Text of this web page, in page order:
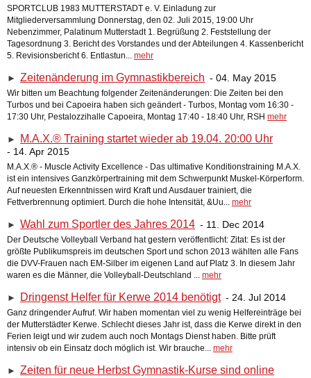
SPORTCLUB 1983 MUTTERSTADT e. V. Einladung zur
Mitgliederversammlung Donnerstag, den 02. Juli 2015, 19:00 Uhr
Nebenzimmer, Palatinum Mutterstadt 1. Begrüßung 2. Feststellung der
Tagesordnung 3. Bericht des Vorstandes und der Abteilungen 4. Kassenbericht
5. Revisionsbericht 6. Entlastun... mehr
► Zeitenänderung im Gymnastikbereich - 04. May 2015
Wir bitten um Beachtung folgender Zeitenänderungen: Die Zeiten bei den
Turbos und bei Capoeira haben sich geändert - Turbos, Montag vom 16:30 -
17:30 Uhr, Pestalozzihalle Capoeira, Montag 17:40 - 18:40 Uhr, RSH mehr
► M.A.X.® Training startet wieder ab 19.04. 20:00 Uhr
- 14. Apr 2015
M.A.X.® - Muscle Activity Excellence - Das ultimative Konditionstraining M.A.X.
ist ein intensives Ganzkörpertraining mit dem Schwerpunkt Muskel-Körperform.
Auf neuesten Erkenntnissen wird Kraft und Ausdauer trainiert, die
Fettverbrennung optimiert. Durch die hohe Intensität, &Uu... mehr
► Wahl zum Sportler des Jahres 2014 - 11. Dec 2014
Der Deutsche Volleyball Verband hat gestern veröffentlicht: Zitat: Es ist der
größte Publikumspreis im deutschen Sport und schon 2013 wählten alle Fans
die DVV-Frauen nach EM-Silber im eigenen Land auf Platz 3. In diesem Jahr
waren es die Männer, die Volleyball-Deutschland ... mehr
► Dringenst Helfer für Kerwe 2014 benötigt - 24. Jul 2014
Ganz dringender Aufruf. Wir haben momentan viel zu wenig Helfereinträge bei
der Mutterstädter Kerwe. Schlecht dieses Jahr ist, dass die Kerwe direkt in den
Ferien leigt und wir zudem auch noch Montags Dienst haben. Bitte prüft
intensiv ob ein Einsatz doch möglich ist. Wir brauche... mehr
► Zeiten für neue Herbst Gymnastik-Kurse sind online